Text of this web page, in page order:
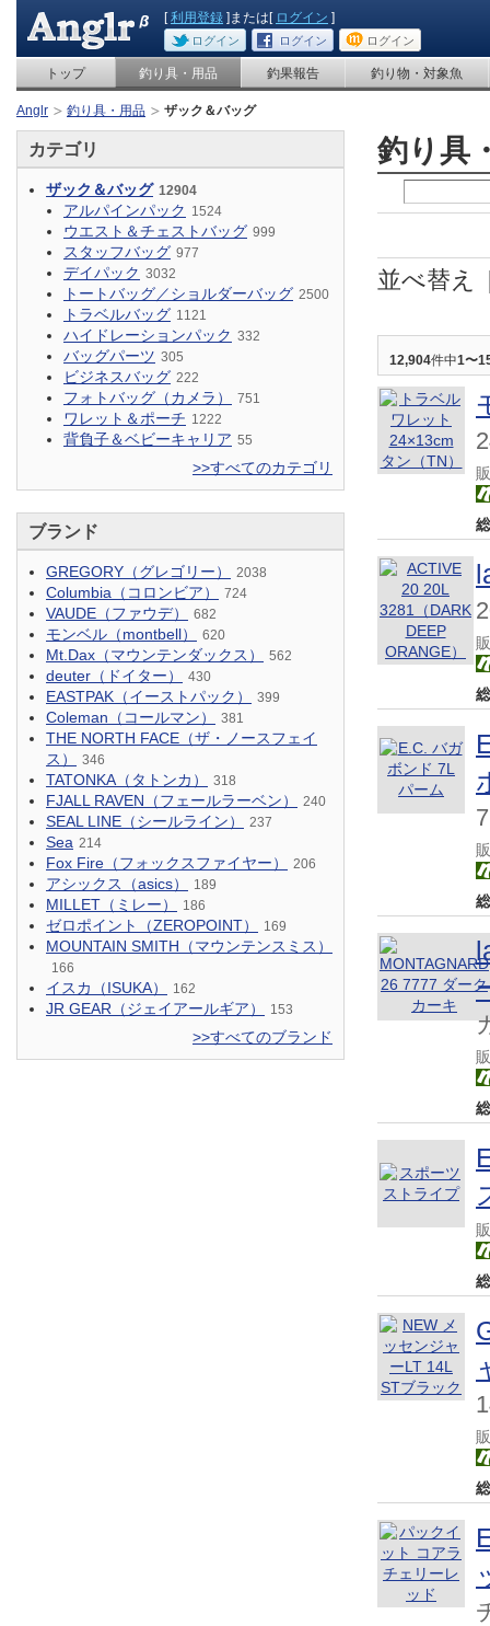
[利用登録 ]または[ ログイン ]
ログイン ログイン ログイン
トップ 釣り具・用品 釣果報告 釣り物・対象魚
Anglr 釣り具・用品 ザック＆バッグ
釣り具
並べ替え
12,904件中1〜
カテゴリ
ザック＆バッグ 12904
アルパインパック 1524
ウエスト＆チェストバッグ 999
スタッフバッグ 977
デイパック 3032
トートバッグ／ショルダーバッグ 2500
トラベルバッグ 1121
ハイドレーションパック 332
バッグパーツ 305
ビジネスバッグ 222
フォトバッグ（カメラ） 751
ワレット＆ポーチ 1222
背負子＆ベビーキャリア 55
>>すべてのカテゴリ
ブランド
GREGORY（グレゴリー） 2038
Columbia（コロンビア） 724
VAUDE（ファウデ） 682
モンベル（montbell） 620
Mt.Dax（マウンテンダックス） 562
deuter（ドイター） 430
EASTPAK（イーストパック） 399
Coleman（コールマン） 381
THE NORTH FACE（ザ・ノースフェイ
ス）
346
TATONKA（タトンカ） 318
FJALL RAVEN（フェールラーベン） 240
SEAL LINE（シールライン） 237
Sea 214
Fox Fire（フォックスファイヤー） 206
アシックス（asics） 189
MILLET（ミレー） 186
ゼロポイント（ZEROPOINT） 169
MOUNTAIN SMITH（マウンテンスミス）
166
イスカ（ISUKA） 162
JR GEAR（ジェイアールギア） 153
>>すべてのブランド